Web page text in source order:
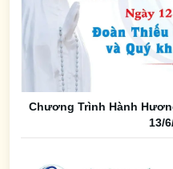
Chương Trình Hành
13/